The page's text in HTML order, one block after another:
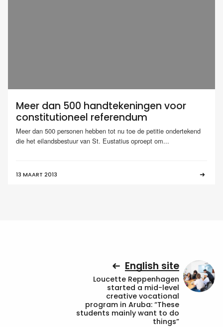
Meer dan 500 handtekeningen voor
constitutioneel referendum
Meer dan 500 personen hebben tot nu toe de petitie ondertekend
die het eilandsbestuur van St. Eustatius oproept om...
13 MAART 2013
English site
Loucette Reppenhagen
started a mid-level
creative vocational
program in Aruba: “These
students mainly want to do
things”